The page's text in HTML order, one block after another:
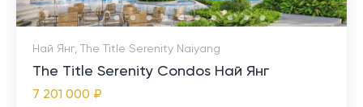
Най Янг, The Title Serenity Naiyang
The Title Serenity Condos Най Янг
7 201 000 ₽